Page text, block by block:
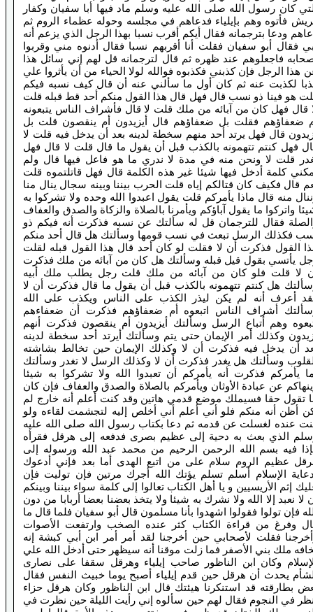
كان رسول الله صلى الله عليه وسلم ماد فيها أبا سفيان وكفار
فأتوه وهم بإيلياء فدعاهم في مجلسه وحوله عظماء الروم ثم
ودعا بترجمانه فقال أيكم أقرب نسبا بهذا الرجل الذي يزعم أنه
فقال أبو سفيان فقلت أنا أقربهم نسبا فقال أدنوه مني وقربوا
فاجعلوهم عند ظهره ثم قال لترجمانه قل لهم إني سائل هذا
هذا الرجل فإن كذبني فكذبوه فوالله لولا الحياء من أن يأثروا علي
لكذبت عنه ثم كان أول ما سألني عنه أن قال كيف نسبه فيكم
هو فينا ذو نسب قال فهل قال هذا القول منكم أحد قط قبله قلت
قال فهل كان من آبائه من ملك قلت لا قال فأشراف الناس يتبعونه
ضعفاؤهم فقلت بل ضعفاؤهم قال أيزيدون أم ينقصون قلت بل
قال فهل يرتد أحد منهم سخطة لدينه بعد أن يدخل فيه قلت لا
فهل كنتم تتهمونه بالكذب قبل أن يقول ما قال قلت لا قال فهل
قلت لا ونحن منه في مدة لا ندري ما هو فاعل فيها قال ولم
كلمة أدخل فيها شيئا غير هذه الكلمة قال فهل قاتلتموه قلت
قال فكيف كان قتالكم إياه قلت الحرب بيننا وبينه سجال ينال منا
منه قال ماذا يأمركم قلت يقول اعبدوا الله وحده ولا تشركوا به
واتركوا ما يقول آباؤكم ويأمرنا بالصلاة والزكاة والصدق والعفاف
فقال للترجمان قل له سألتك عن نسبه فذكرت أنه فيكم ذو
فكذلك الرسل تبعث في نسب قومها وسألتك هل قال أحد منكم
القول فذكرت أن لا فقلت لو كان أحد قال هذا القول قبله لقلت
يأتسي بقول قيل قبله وسألتك هل كان من آبائه من ملك فذكرت
لا قلت فلو كان من آبائه من ملك قلت رجل يطلب ملك أبيه
هل كنتم تتهمونه بالكذب قبل أن يقول ما قال فذكرت أن لا
أعرف أنه لم يكن ليذر الكذب على الناس ويكذب على الله
أشراف الناس اتبعوه أم ضعفاؤهم فذكرت أن ضعفاءهم
وهم أتباع الرسل وسألتك أيزيدون أم ينقصون فذكرت أنهم
وكذلك أمر الإيمان حتى يتم وسألتك أيرتد أحد سخطة لدينه
أن يدخل فيه فذكرت أن لا وكذلك الإيمان حين تخالط بشاشته
وسألتك هل يغدر فذكرت أن لا وكذلك الرسل لا تغدر وسألتك
يأمركم فذكرت أنه يأمركم أن تعبدوا الله ولا تشركوا به شيئا
عن عبادة الأوثان ويأمركم بالصلاة والصدق والعفاف فإن كان
تقول حقا فسيملك موضع قدمي هاتين وقد كنت أعلم أنه خارج لم
أظن أنه منكم فلو أني أعلم أني أخلص إليه لتجشمت لقاءه ولو
عنده لغسلت عن قدمه ثم دعا بكتاب رسول الله صلى الله عليه
الذي بعث به دحية إلى عظيم بصرى فدفعه إلى هرقل فقرأه
فيه بسم الله الرحمن الرحيم من محمد عبد الله ورسوله إلى
عظيم الروم سلام على من اتبع الهدى أما بعد فإني أدعوك
الإسلام أسلم تسلم يؤتك الله أجرك مرتين فإن توليت فإن
إثم الأريسيين و يا أهل الكتاب تعالوا إلى كلمة سواء بيننا وبينكم
لا نعبد إلا الله ولا نشرك به شيئا ولا يتخذ بعضنا بعضا أربابا من دون
فإن تولوا فقولوا اشهدوا بأنا مسلمون قال أبو سفيان فلما قال ما
وفرغ من قراءة الكتاب كثر عنده الصخب وارتفعت الأصوات
فقلت لأصحابي حين أخرجنا لقد أمر أمر ابن أبي كبشة إنه
ملك بني الأصفر فما زلت موقنا أنه سيظهر حتى أدخل الله علي
وكان ابن الناظور صاحب إيلياء وهرقل سقفا على نصارى
يحدث أن هرقل حين قدم إيلياء أصبح يوما خبيث النفس فقال
بطارقته قد استنكرنا هيئتك قال ابن الناظور وكان هرقل حزاء
في النجوم فقال لهم حين سألوه إني رأيت الليلة حين نظرت في